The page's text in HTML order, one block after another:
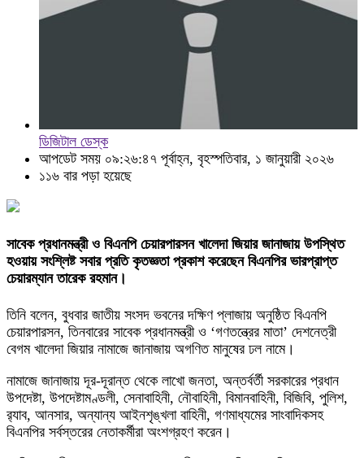
ডিজিটাল ডেস্ক
আপডেট সময় ০৯:২৬:৪৭ পূর্বাহ্ন, বৃহস্পতিবার, ১ জানুয়ারী ২০২৬
১১৬ বার পড়া হয়েছে
সাবেক প্রধানমন্ত্রী ও বিএনপি চেয়ারপারসন খালেদা জিয়ার জানাজায় উপস্থিত
হওয়ায় সংশ্লিষ্ট সবার প্রতি কৃতজ্ঞতা প্রকাশ করেছেন বিএনপির ভারপ্রাপ্ত
চেয়ারম্যান তারেক রহমান।
তিনি বলেন, বুধবার জাতীয় সংসদ ভবনের দক্ষিণ প্লাজায় অনুষ্ঠিত বিএনপি
চেয়ারপারসন, তিনবারের সাবেক প্রধানমন্ত্রী ও ‘গণতন্ত্রের মাতা’ দেশনেত্রী
বেগম খালেদা জিয়ার নামাজে জানাজায় অগণিত মানুষের ঢল নামে।
নামাজে জানাজায় দূর-দূরান্ত থেকে লাখো জনতা, অন্তর্বর্তী সরকারের প্রধান
উপদেষ্টা, উপদেষ্টামণ্ডলী, সেনাবাহিনী, নৌবাহিনী, বিমানবাহিনী, বিজিবি, পুলিশ,
র‌্যাব, আনসার, অন্যান্য আইনশৃঙ্খলা বাহিনী, গণমাধ্যমের সাংবাদিকসহ
বিএনপির সর্বস্তরের নেতাকর্মীরা অংশগ্রহণ করেন।